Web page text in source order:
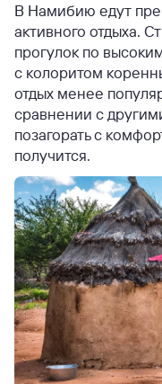
В Намибию едут
активного отдыха.
прогулок по
с колоритом
отдых менее
сравнении с
позагорать с
получится.